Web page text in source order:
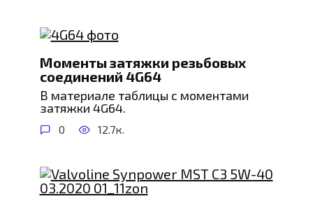
Моменты затяжки резьбовых
соединений 4G64
В материале таблицы с моментами
затяжки 4G64.
0 12.7к.